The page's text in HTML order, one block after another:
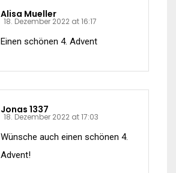
Alisa Mueller
18. Dezember 2022 at 16:17
Einen schönen 4. Advent
Jonas 1337
18. Dezember 2022 at 17:03
Wünsche auch einen schönen 4.
Advent!